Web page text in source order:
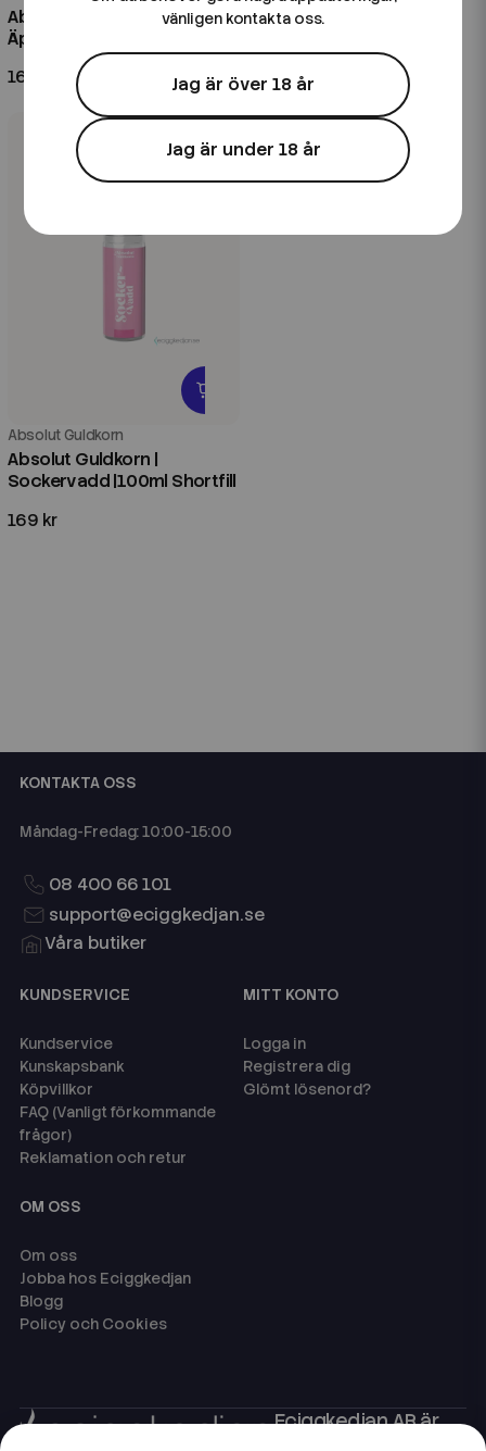
Absolut Guldkorn | Syrliga
Äpplen |100ml Shortfill
169 kr
Absolut Guldkorn | Kaktus
99 kr
Absolut Guldkorn
Absolut Guldkorn |
Sockervadd |100ml Shortfill
169 kr
vänligen kontakta oss.
Jag är över 18 år
Jag är under 18 år
KONTAKTA OSS
Måndag-Fredag: 10:00-15:00
08 400 66 101
support@eciggkedjan.se
Våra butiker
KUNDSERVICE
Kundservice
Kunskapsbank
Köpvillkor
FAQ (Vanligt förkommande
frågor)
Reklamation och retur
MITT KONTO
Logga in
Registrera dig
Glömt lösenord?
OM OSS
Om oss
Jobba hos Eciggkedjan
Blogg
Policy och Cookies
Eciggkedjan AB är